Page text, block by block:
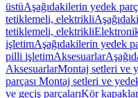
üstüAşağıdakilerin yedek
tetiklemeli, elektrikli
tetiklemeli, elektrikli
işletimAşağıdakilerin yedek
pilli işletimAksesuarlar
AksesuarlarMontaj setleri ve
parçası Montaj setleri ve
ve geçiş parçalarıKör kapaklar